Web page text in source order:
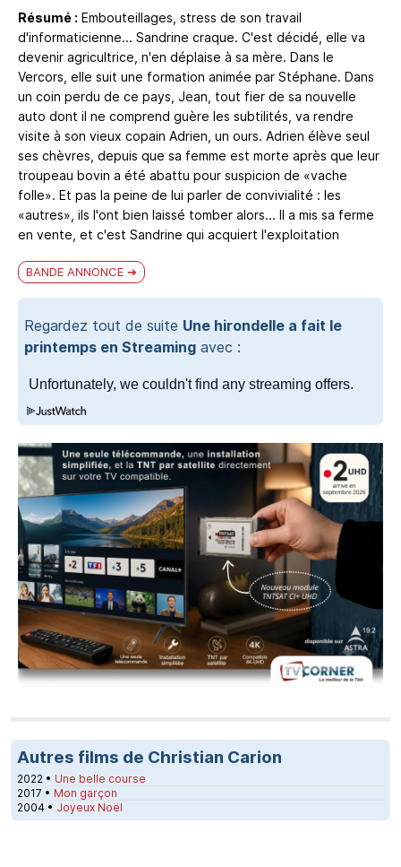
Résumé : Embouteillages, stress de son travail
d'informaticienne... Sandrine craque. C'est décidé, elle va
devenir agricultrice, n'en déplaise à sa mère. Dans le
Vercors, elle suit une formation animée par Stéphane. Dans
un coin perdu de ce pays, Jean, tout fier de sa nouvelle
auto dont il ne comprend guère les subtilités, va rendre
visite à son vieux copain Adrien, un ours. Adrien élève seul
ses chèvres, depuis que sa femme est morte après que leur
troupeau bovin a été abattu pour suspicion de «vache
folle». Et pas la peine de lui parler de convivialité : les
«autres», ils l'ont bien laissé tomber alors... Il a mis sa ferme
en vente, et c'est Sandrine qui acquiert l'exploitation
BANDE ANNONCE
Regardez tout de suite Une hirondelle a fait le
printemps en Streaming avec :
Autres films de Christian Carion
2022 • Une belle course
2017 • Mon garçon
2004 • Joyeux Noël